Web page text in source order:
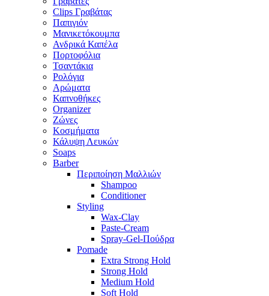
Clips Γραβάτας
Παπιγιόν
Μανικετόκουμπα
Ανδρικά Καπέλα
Πορτοφόλια
Τσαντάκια
Ρολόγια
Αρώματα
Καπνοθήκες
Organizer
Ζώνες
Κοσμήματα
Κάλυψη Λευκών
Soaps
Barber
Περιποίηση Μαλλιών
Shampoo
Conditioner
Styling
Wax-Clay
Paste-Cream
Spray-Gel-Πούδρα
Pomade
Extra Strong Hold
Strong Hold
Medium Hold
Soft Hold